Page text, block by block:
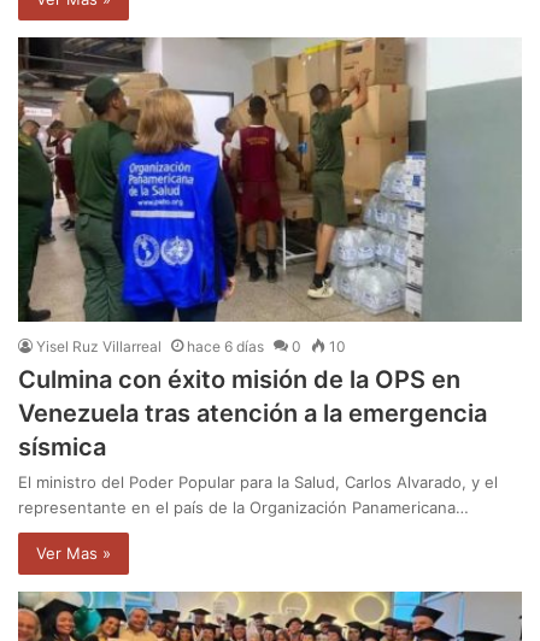
Yisel Ruz Villarreal hace 6 días 0 10
Culmina con éxito misión de la OPS en
Venezuela tras atención a la emergencia
sísmica
El ministro del Poder Popular para la Salud, Carlos Alvarado, y el
representante en el país de la Organización Panamericana…
Ver Mas »